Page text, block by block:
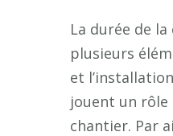
La durée de la
plusieurs
et
jouent un
chantier. Par